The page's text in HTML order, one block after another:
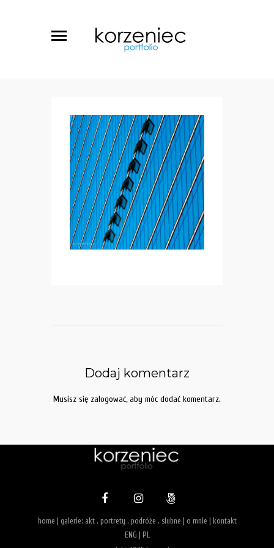
Dodaj komentarz
Musisz się zalogować, aby móc dodać komentarz.
home | galerie: akt. portrety . podróże . slubne o mnie
kontakt
ENG
PL